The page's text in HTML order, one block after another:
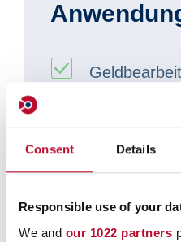
Consent Details
Responsible use of your
We and our 1022 partners
Post /